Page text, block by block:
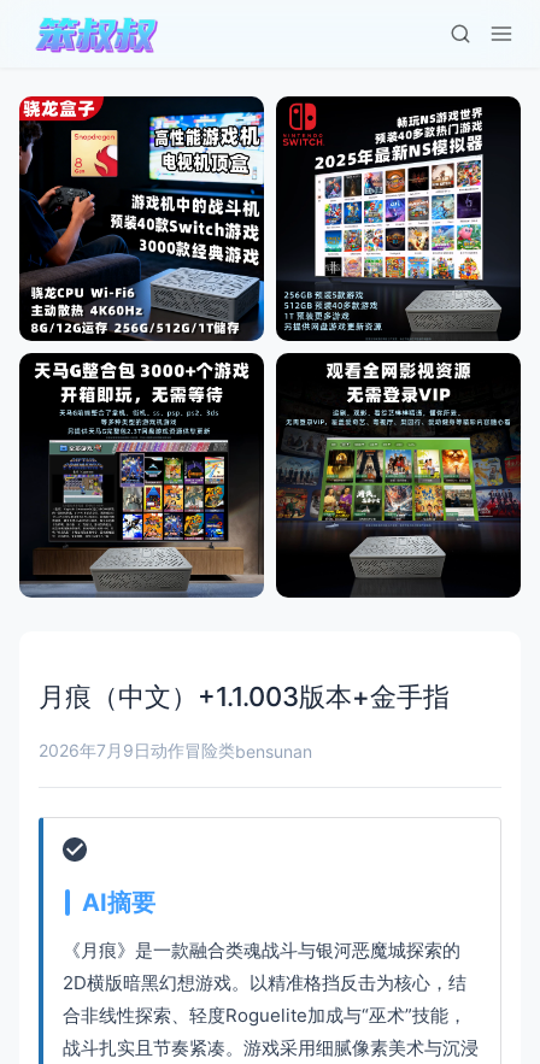
月痕（中文）+1.1.003版本+金手指
2026年7月9日动作冒险类bensunan
AI摘要
《月痕》是一款融合类魂战斗与银河恶魔城探索的
2D横版暗黑幻想游戏。以精准格挡反击为核心，结
合非线性探索、轻度Roguelite加成与“巫术”技能，
战斗扎实且节奏紧凑。游戏采用细腻像素美术与沉浸